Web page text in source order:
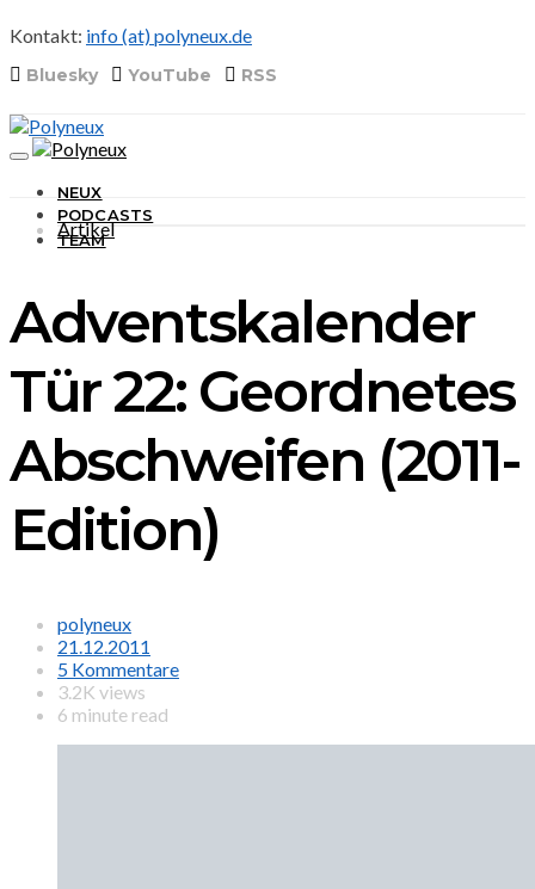
Kontakt: info (at) polyneux.de
Bluesky YouTube RSS
NEUX
PODCASTS
TEAM
Artikel
Adventskalender
Tür 22: Geordnetes
Abschweifen (2011-
Edition)
polyneux
21.12.2011
5 Kommentare
3.2K views
6 minute read